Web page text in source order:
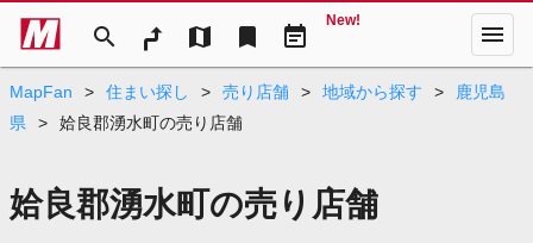
search map bookmark event_note
New! menu
MapFan > 住まい探し > 売り店舗 > 地域から探す >
鹿児島
県
> 姶良郡湧水町の売り店舗
姶良郡湧水町の売り店舗